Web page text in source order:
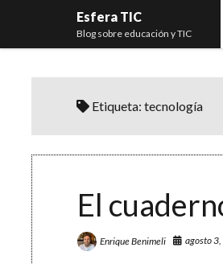
Esfera TIC
Blog sobre educación y TIC
Etiqueta:tecnología
El
Enrique Benimeli agosto